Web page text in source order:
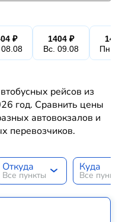
₽
1404 ₽
Вс. 09.08
Пн.
рейсов из
год. Сравнить цены
автовокзалов и
перевозчиков.
Откуда
Все пункты
Куда
Все